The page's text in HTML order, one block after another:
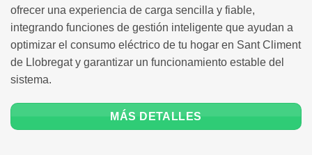
ofrecer una experiencia de carga sencilla y fiable,
integrando funciones de gestión inteligente que ayudan a
optimizar el consumo eléctrico de tu hogar en Sant Climent
de Llobregat y garantizar un funcionamiento estable del
sistema.
MÁS DETALLES